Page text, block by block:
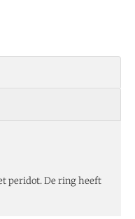
peridot. De ring heeft